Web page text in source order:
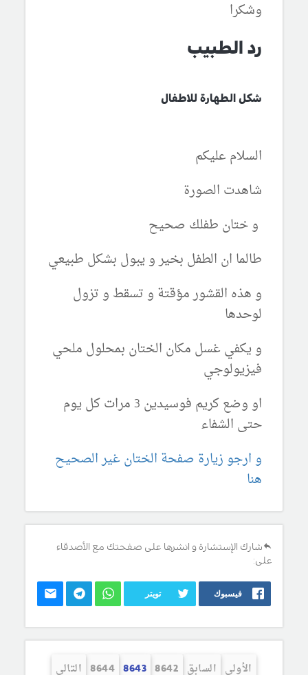
وشكرا
رد الطبيب
شكل الطهارة للاطفال
السلام عليكم
شاهدت الصورة
و ختان طفلك صحيح
طالما ان الطفل بخير و يبول بشكل طبيعي
و هذه القشور مؤقتة و تسقط و تزول
لوحدها
و يكفي غسل مكان الختان بمحلول ملحي
فيزيولوجي
او وضع كريم فوسيدين 3 مرات كل يوم
حتى الشفاء
و ارجو زيارة صفحة الختان غير الصحيح
هنا
شارك الإستشارة و انشرها على صفحتك مع الأصدقاء
على:
فيسبوك تويتر
الأولى السابق 8642
8643
8644 التالي